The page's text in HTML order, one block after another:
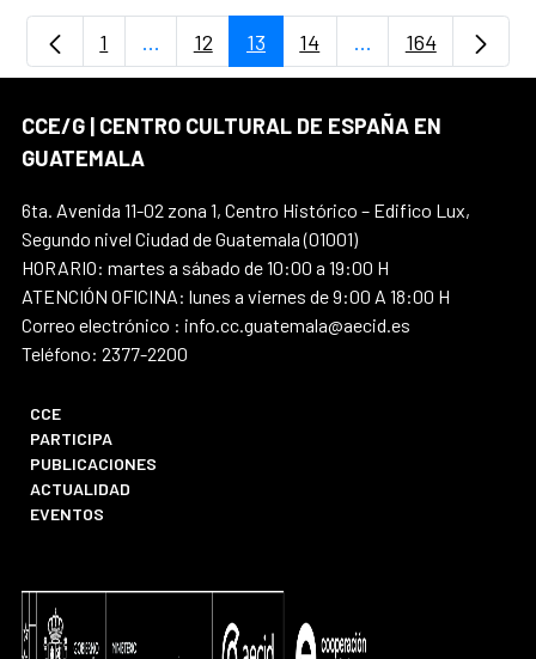
Página
1 ...Páginas intermedias Use TAB para
Página
12 Página
13 Página
14 ...PáginasPágina
164
CCE/G | CENTRO CULTURAL DE ESPAÑA EN
GUATEMALA
6ta. Avenida 11-02 zona 1, Centro Histórico – Edifico Lux,
Segundo nivel Ciudad de Guatemala (01001)
HORARIO: martes a sábado de 10:00 a 19:00 H
ATENCIÓN OFICINA: lunes a viernes de 9:00 A 18:00 H
Correo electrónico : info.cc.guatemala@aecid.es
Teléfono: 2377-2200
CCE
PARTICIPA
PUBLICACIONES
ACTUALIDAD
EVENTOS